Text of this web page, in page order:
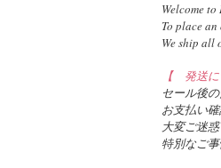
Welcome to
To place
We ship all
【 発送に
セール後
お支払い
大変ご迷
特別なご